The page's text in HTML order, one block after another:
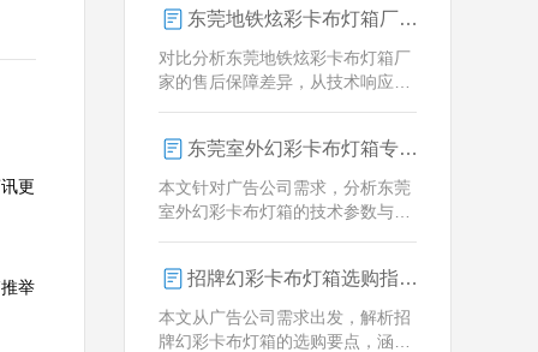
更
举
东莞地铁炫彩卡布灯箱厂家售后保障对比指南：广告公司选型核心要素解析
对比分析东莞地铁炫彩卡布灯箱厂
家的售后保障差异，从技术响应、
在动态效果与全天候耐用性上的专
业解决方案。
东莞室外幻彩卡布灯箱专业供应商技术解析
本文针对广告公司需求，分析东莞
室外幻彩卡布灯箱的技术参数与定
招牌幻彩卡布灯箱选购指南：广州广告公司专业视角
本文从广告公司需求出发，解析招
牌幻彩卡布灯箱的选购要点，涵盖